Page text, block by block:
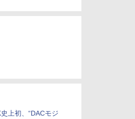
上初、“DACモジ